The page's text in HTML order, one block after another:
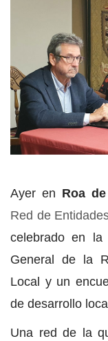
Ayer en Roa
Red de
celebrado en la
General de la
Local y un
de desarrollo
Una red de la